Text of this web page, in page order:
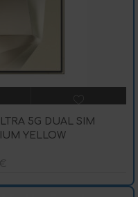
5G DUAL SIM
YELLOW
€